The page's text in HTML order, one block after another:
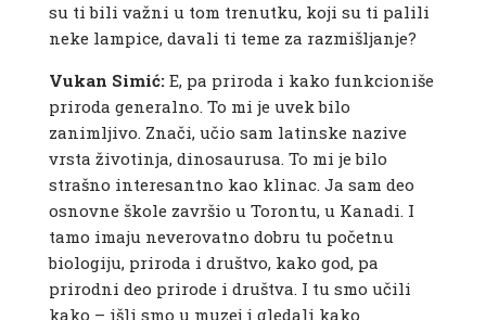
su ti bili važni u tom trenutku, koji su ti palili
neke lampice, davali ti teme za razmišljanje?
Vukan Simić:E, pa priroda i kako funkcioniše
priroda generalno. To mi je uvek bilo
zanimljivo. Znači, učio sam latinske nazive
vrsta životinja, dinosaurusa. To mi je bilo
strašno interesantno kao klinac. Ja sam deo
osnovne škole završio u Torontu, u Kanadi. I
tamo imaju neverovatno dobru tu početnu
biologiju, priroda i društvo, kako god, pa
prirodni deo prirode i društva. I tu smo učili
kako – išli smo u muzej i gledali kako